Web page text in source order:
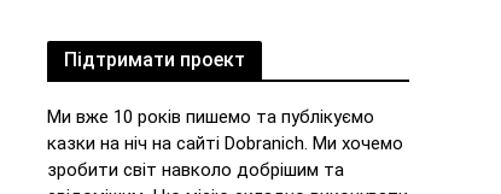
Підтримати проект
Ми вже 10 років пишемо та публікуємо
казки на ніч на сайті Dobranich. Ми хочемо
зробити світ навколо добрішим та